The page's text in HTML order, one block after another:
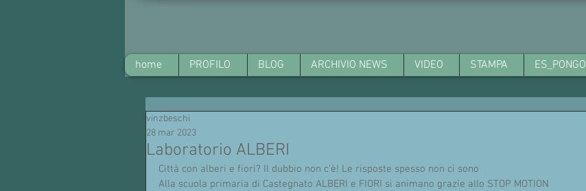
home PROFILO BLOG ARCHIVIO NEWS VIDEO STAMPA ES_PONGO
Laboratorio ALBERI
vinzbeschi
28 mar 2023
Città con alberi e fiori? Il dubbio non c'è! Le risposte spesso non ci sono
Alla scuola primaria di Castegnato ALBERI e FIORI si animano grazie allo STOP MOTION